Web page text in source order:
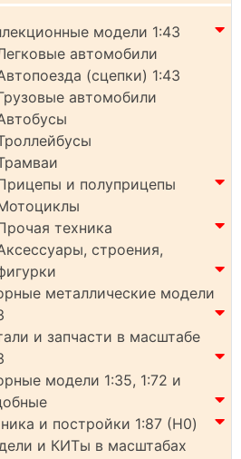
модели 1:43
автомобили
(сцепки) 1:43
автомобили
и полуприцепы
техника
строения,
металлические модели
и запчасти в масштабе
модели 1:35, 1:72 и
и постройки 1:87 (H0)
и КИТы в масштабах